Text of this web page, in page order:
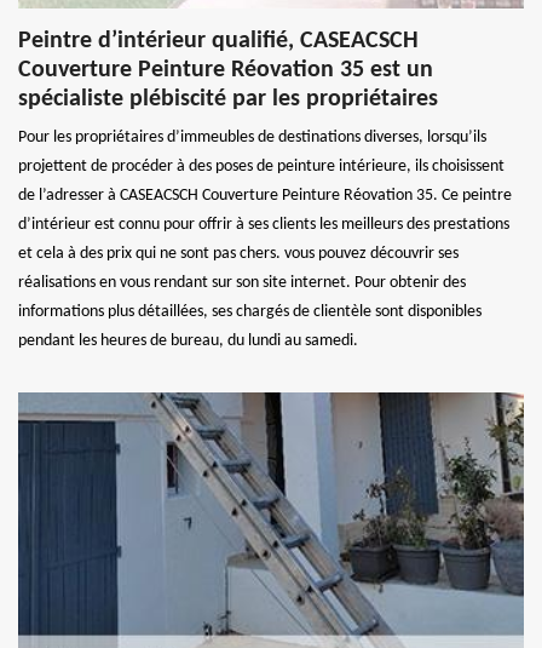
Peintre d’intérieur qualifié, CASEACSCH
Couverture Peinture Réovation 35 est un
spécialiste plébiscité par les propriétaires
Pour les propriétaires d’immeubles de destinations diverses, lorsqu’ils
projettent de procéder à des poses de peinture intérieure, ils choisissent
de l’adresser à CASEACSCH Couverture Peinture Réovation 35. Ce peintre
d’intérieur est connu pour offrir à ses clients les meilleurs des prestations
et cela à des prix qui ne sont pas chers. vous pouvez découvrir ses
réalisations en vous rendant sur son site internet. Pour obtenir des
informations plus détaillées, ses chargés de clientèle sont disponibles
pendant les heures de bureau, du lundi au samedi.